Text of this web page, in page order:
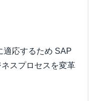
適応するため SAP
スプロセスを変革